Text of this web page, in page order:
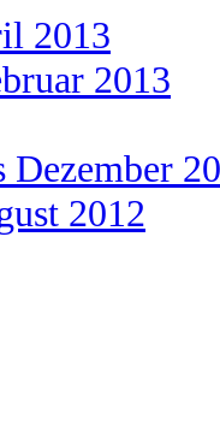
2013
2013
Dezember
2012